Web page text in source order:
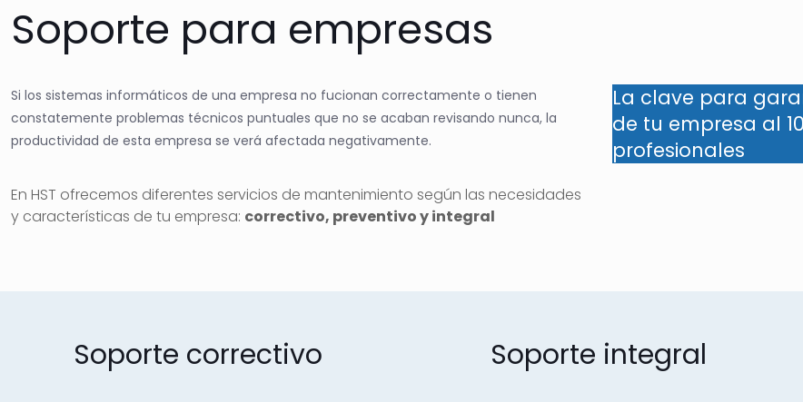
Soporte para empresas
Si los sistemas informáticos de una empresa no fucionan correctamente o tienen
constatemente problemas técnicos puntuales que no se acaban revisando nunca, la
productividad de esta empresa se verá afectada negativamente.
En HST ofrecemos diferentes servicios de mantenimiento según las necesidades
y características de tu empresa: correctivo, preventivo y integral
La clave para
de tu empresa al
profesionales
Soporte correctivo Soporte integral